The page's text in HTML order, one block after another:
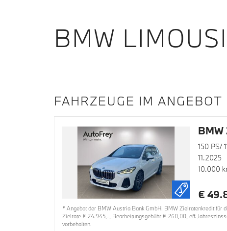
BMW
FAHRZEUGE IM ANGEBOT
BMW
150 PS/
11.2025
10.000
€
* Angebot der BMW Austria Bank GmbH. BMW Zielratenkredit
Zielrate € 24.945,-, Bearbeitungsgebühr € 260,00, eff.
vorbehalten.